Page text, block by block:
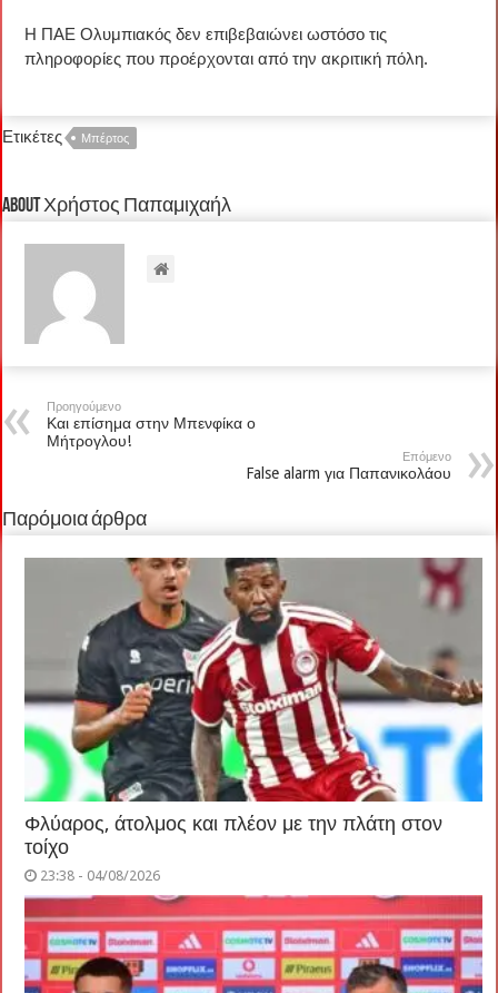
Η ΠΑΕ Ολυμπιακός δεν επιβεβαιώνει ωστόσο τις
πληροφορίες που προέρχονται από την ακριτική πόλη.
Ετικέτες Μπέρτος
About Χρήστος Παπαμιχαήλ
Προηγούμενο
Και επίσημα στην Μπενφίκα ο
Μήτρογλου!
Επόμενο
False alarm για Παπανικολάου
Παρόμοια άρθρα
Φλύαρος, άτολμος και πλέον με την πλάτη στον
τοίχο
23:38 - 04/08/2026